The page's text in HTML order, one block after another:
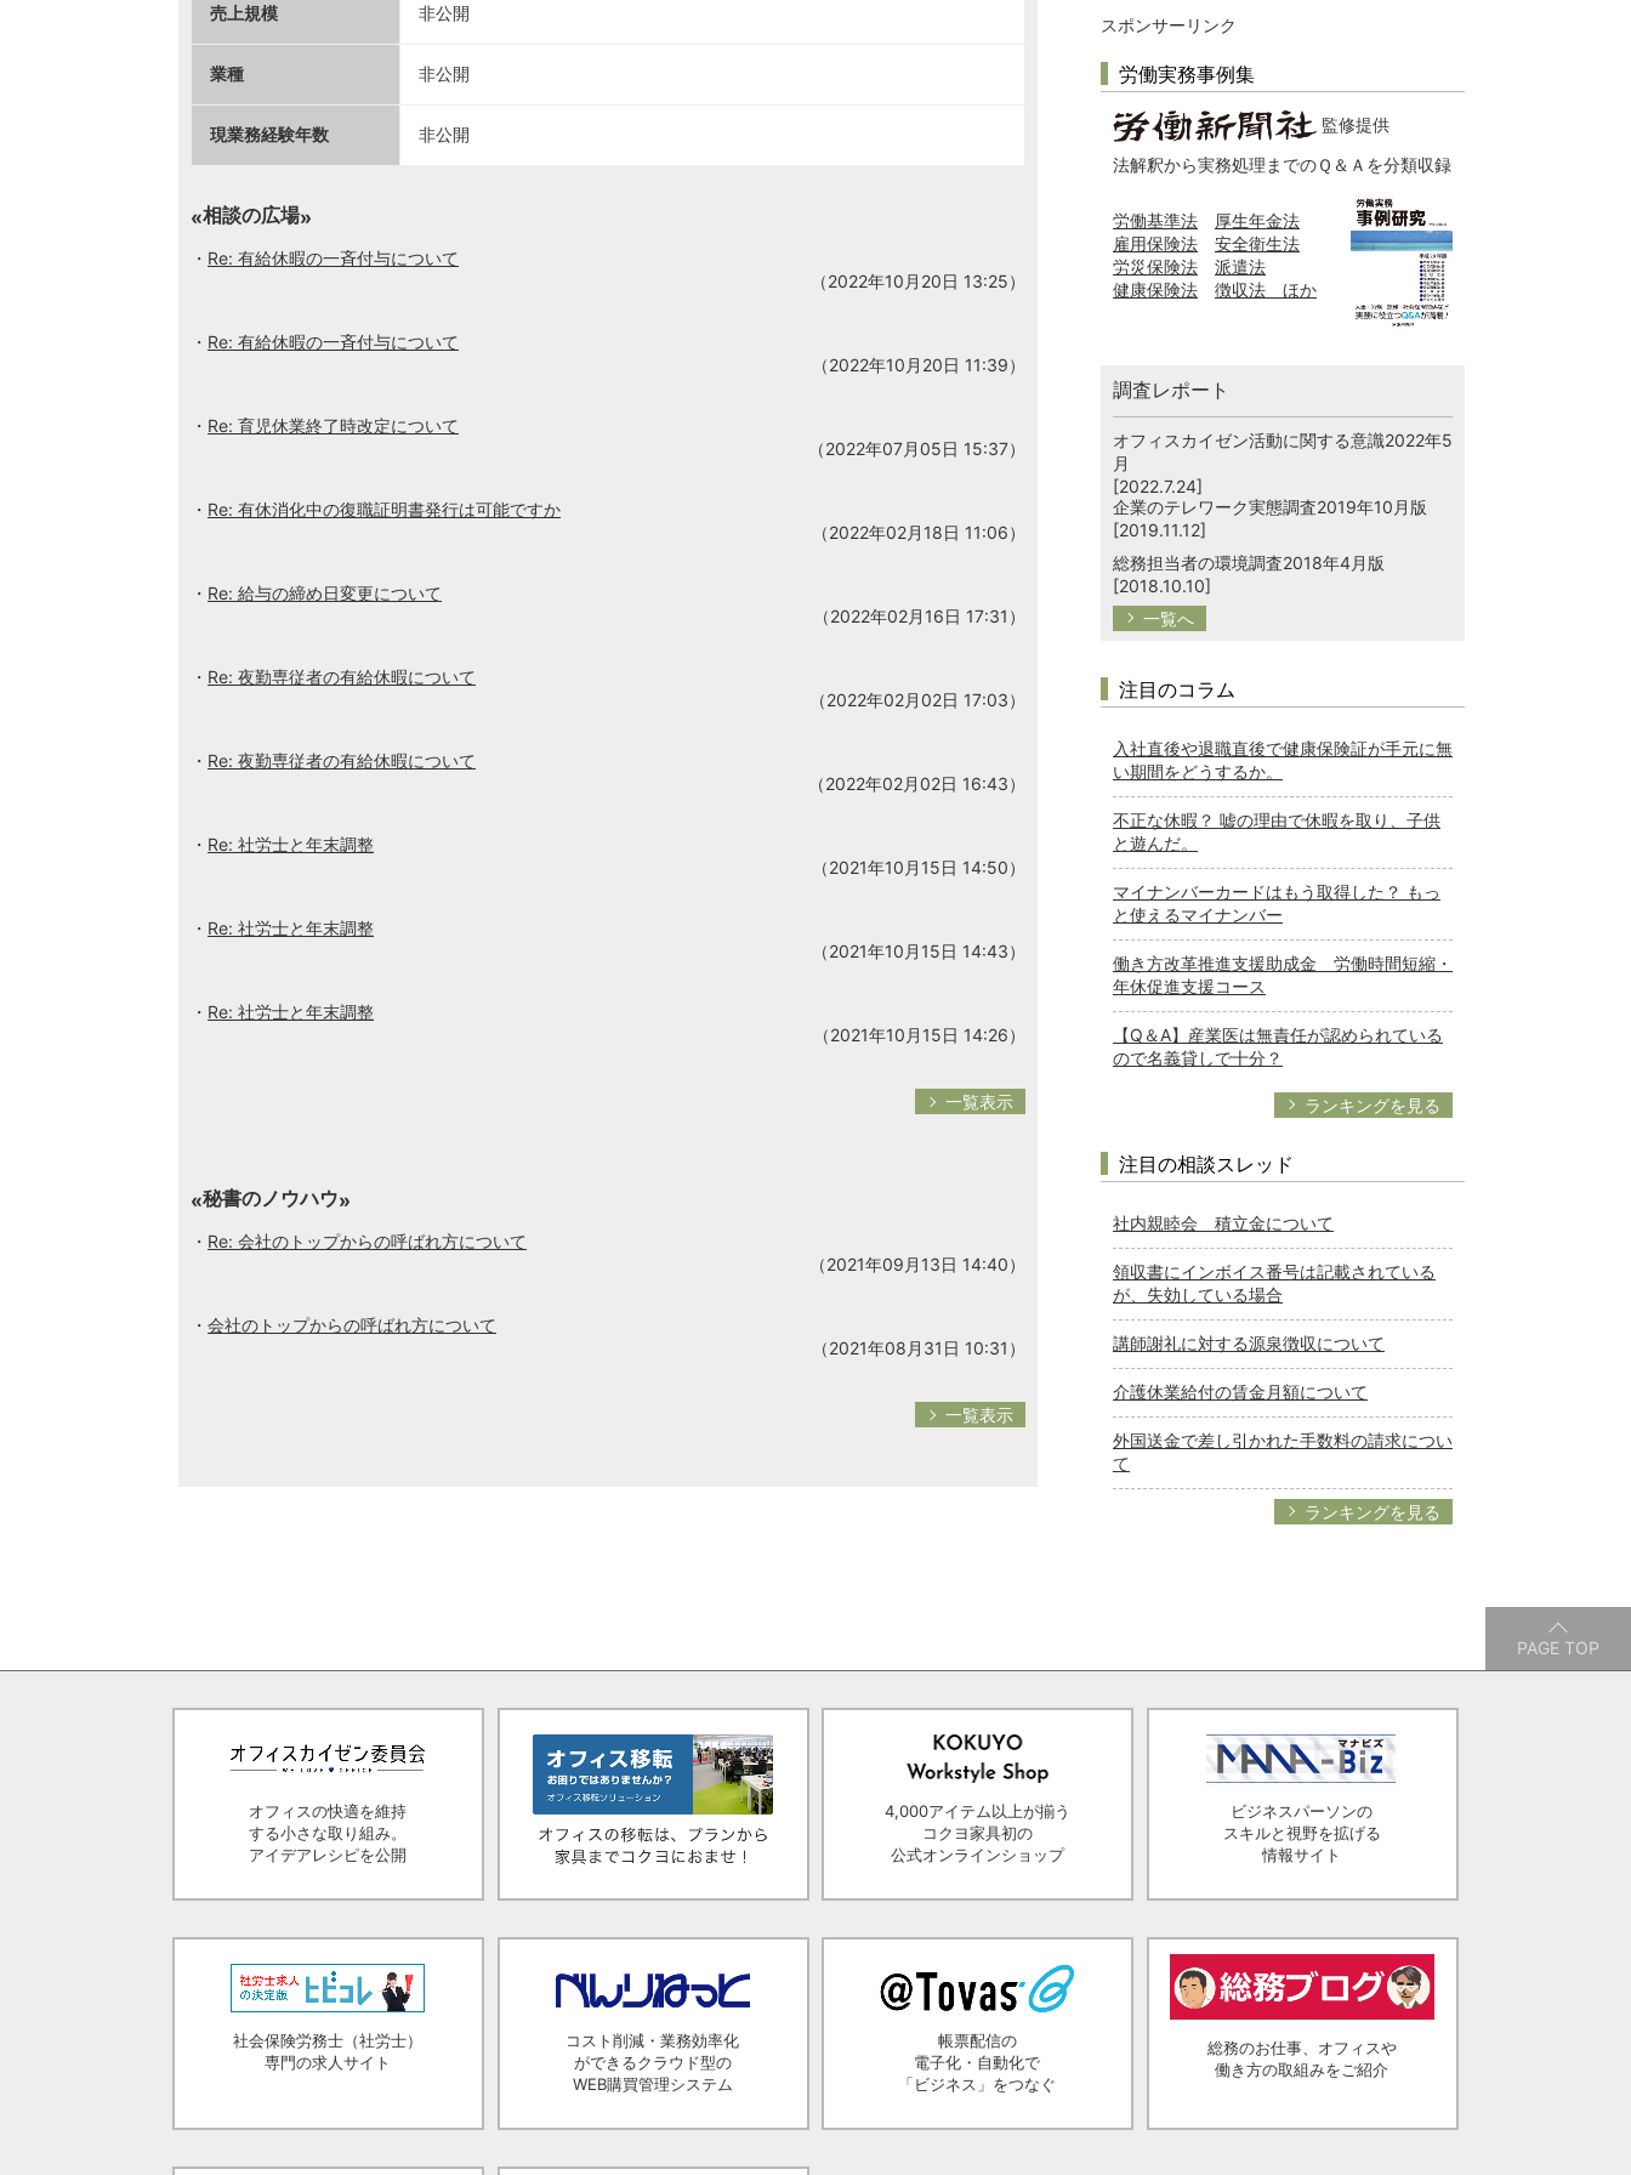
売上規模 非公開
業種 非公開
現業務経験年数 非公開
相談の広場
Re: 有給休暇の一斉付与について
（2022年10月20日 13:25）
Re: 有給休暇の一斉付与について
（2022年10月20日 11:39）
Re: 育児休業終了時改定について
（2022年07月05日 15:37）
Re: 有休消化中の復職証明書発行は可能ですか
（2022年02月18日 11:06）
Re: 給与の締め日変更について
（2022年02月16日 17:31）
Re: 夜勤専従者の有給休暇について
（2022年02月02日 17:03）
Re: 夜勤専従者の有給休暇について
（2022年02月02日 16:43）
Re: 社労士と年末調整
（2021年10月15日 14:50）
Re: 社労士と年末調整
（2021年10月15日 14:43）
Re: 社労士と年末調整
（2021年10月15日 14:26）
一覧表示
秘書のノウハウ
Re: 会社のトップからの呼ばれ方について
（2021年09月13日 14:40）
会社のトップからの呼ばれ方について
（2021年08月31日 10:31）
一覧表示
スポンサーリンク
労働実務事例集
監修提供
法解釈から実務処理までのＱ＆Ａを分類収録
労働基準法
厚生年金法
雇用保険法
安全衛生法
労災保険法
派遣法
健康保険法
徴収法 ほか
調査レポート
オフィスカイゼン活動に関する意識2022年5
月
[2022.7.24]
企業のテレワーク実態調査2019年10月版
[2019.11.12]
総務担当者の環境調査2018年4月版
[2018.10.10]
一覧へ
注目のコラム
入社直後や退職直後で健康保険証が手元に無
い期間をどうするか。
不正な休暇？ 嘘の理由で休暇を取り、子供
と遊んだ。
マイナンバーカードはもう取得した？ もっ
と使えるマイナンバー
働き方改革推進支援助成金 労働時間短縮・
年休促進支援コース
【Q＆A】産業医は無責任が認められている
ので名義貸しで十分？
ランキングを見る
注目の相談スレッド
社内親睦会 積立金について
領収書にインボイス番号は記載されている
が、失効している場合
講師謝礼に対する源泉徴収について
介護休業給付の賃金月額について
外国送金で差し引かれた手数料の請求につい
て
ランキングを見る
PAGE TOP
オフィスの快適を維持
する小さな取り組み。
アイデアレシピを公開
4,000アイテム以上が揃う
コクヨ家具初の
公式オンラインショップ
ビジネスパーソンの
スキルと視野を拡げる
情報サイト
社会保険労務士（社労士）
専門の求人サイト
コスト削減・業務効率化
ができるクラウド型の
WEB購買管理システム
帳票配信の
電子化・自動化で
「ビジネス」をつなぐ
総務のお仕事、オフィスや
働き方の取組みをご紹介